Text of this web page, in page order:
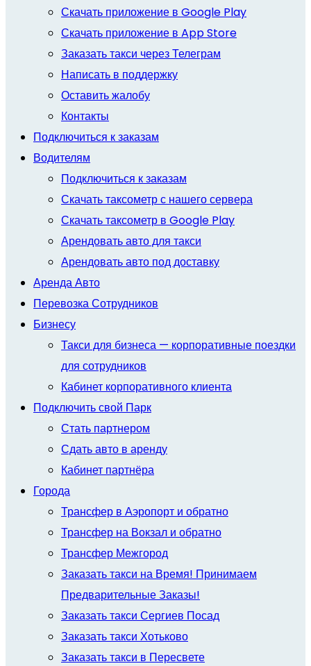
Скачать приложение в Google Play
Скачать приложение в App Store
Заказать такси через Телеграм
Написать в поддержку
Оставить жалобу
Контакты
Подключиться к заказам
Водителям
Подключиться к заказам
Скачать таксометр с нашего сервера
Скачать таксометр в Google Play
Арендовать авто для такси
Арендовать авто под доставку
Аренда Авто
Перевозка Сотрудников
Бизнесу
Такси для бизнеса — корпоративные поездки
для сотрудников
Кабинет корпоративного клиента
Подключить свой Парк
Стать партнером
Сдать авто в аренду
Кабинет партнёра
Города
Трансфер в Аэропорт и обратно
Трансфер на Вокзал и обратно
Трансфер Межгород
Заказать такси на Время! Принимаем
Предварительные Заказы!
Заказать такси Сергиев Посад
Заказать такси Хотьково
Заказать такси в Пересвете